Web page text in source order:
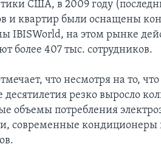
США, в 2009 году
и квартир были оснащены
IBISWorld, на этом рынке
более 407 тыс. сотрудников.
что несмотря на то, что
резко выросло
объемы потребления
современные кондиционеры